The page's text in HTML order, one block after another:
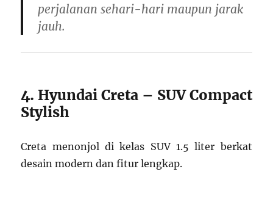
perjalanan sehari-hari maupun jarak
jauh.
4. Hyundai Creta – SUV Compact
Stylish
Creta menonjol di kelas SUV 1.5 liter berkat
desain modern dan fitur lengkap.